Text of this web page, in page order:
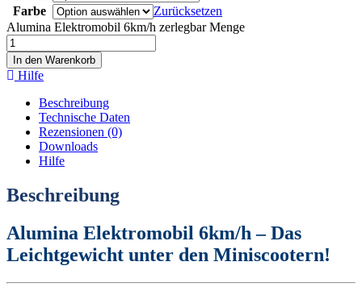
Farbe
Zurücksetzen
Alumina Elektromobil 6km/h zerlegbar Menge
In den Warenkorb
Hilfe
Beschreibung
Technische Daten
Rezensionen (0)
Downloads
Hilfe
Beschreibung
Alumina Elektromobil 6km/h – Das
Leichtgewicht unter den Miniscootern!